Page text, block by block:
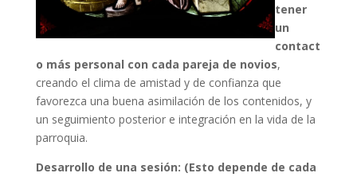
tener
un
contact
o más personal con cada pareja de novios,
creando el clima de amistad y de confianza que
favorezca una buena asimilación de los contenidos, y
un seguimiento posterior e integración en la vida de la
parroquia.
Desarrollo de una sesión: (Esto depende de cada